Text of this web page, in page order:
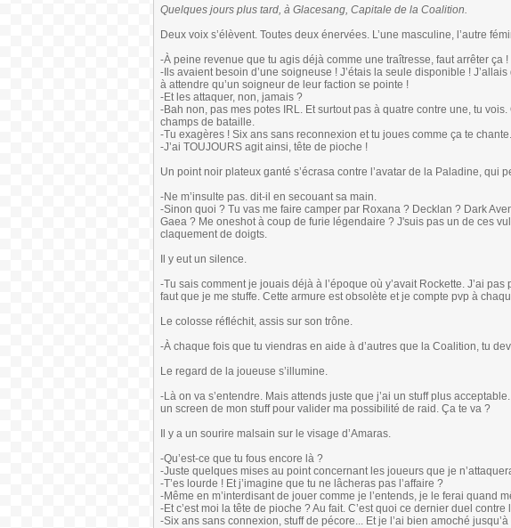
Quelques jours plus tard, à Glacesang, Capitale de la Coalition.
Deux voix s’élèvent. Toutes deux énervées. L’une masculine, l’autre
-À peine revenue que tu agis déjà comme une traîtresse, faut arrêter ça !
-Ils avaient besoin d’une soigneuse ! J’étais la seule disponible !
à attendre qu’un soigneur de leur faction se pointe !
-Et les attaquer, non, jamais ?
-Bah non, pas mes potes IRL. Et surtout pas à quatre contre une, tu
champs de bataille.
-Tu exagères ! Six ans sans reconnexion et tu joues comme ça te chante.
-J’ai TOUJOURS agit ainsi, tête de pioche !
Un point noir plateux ganté s’écrasa contre l’avatar de la Paladine, qui
-Ne m’insulte pas. dit-il en secouant sa main.
-Sinon quoi ? Tu vas me faire camper par Roxana ? Decklan ? Dark
Gaea ? Me oneshot à coup de furie légendaire ? J'suis pas un de ces
claquement de doigts.
Il y eut un silence.
-Tu sais comment je jouais déjà à l’époque où y’avait Rockette. J’ai
faut que je me stuffe. Cette armure est obsolète et je compte pvp à
Le colosse réfléchit, assis sur son trône.
-À chaque fois que tu viendras en aide à d’autres que la Coalition, tu
Le regard de la joueuse s’illumine.
-Là on va s’entendre. Mais attends juste que j’ai un stuff plus
un screen de mon stuff pour valider ma possibilité de raid. Ça te va ?
Il y a un sourire malsain sur le visage d’Amaras.
-Qu’est-ce que tu fous encore là ?
-Juste quelques mises au point concernant les joueurs que je
-T’es lourde ! Et j’imagine que tu ne lâcheras pas l’affaire ?
-Même en m’interdisant de jouer comme je l’entends, je le ferai quand
-Et c’est moi la tête de pioche ? Au fait. C’est quoi ce dernier duel
-Six ans sans connexion, stuff de pécore... Et je l’ai bien amoché